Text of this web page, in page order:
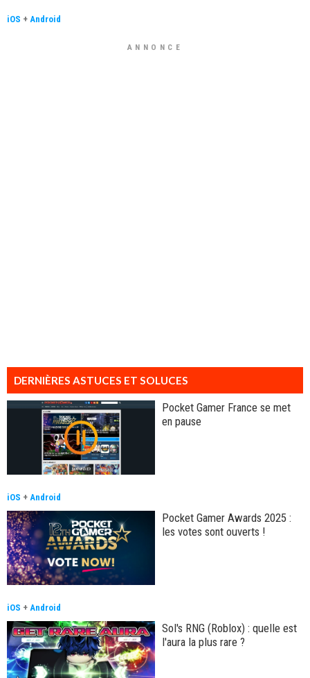
iOS + Android
ANNONCE
DERNIÈRES ASTUCES ET SOLUCES
Pocket Gamer France se met
en pause
iOS + Android
Pocket Gamer Awards 2025 :
les votes sont ouverts !
iOS + Android
Sol's RNG (Roblox) : quelle est
l'aura la plus rare ?